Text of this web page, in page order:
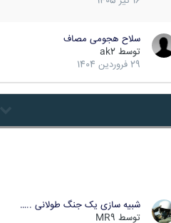
سلاح هجومی مصاف
توسط ak2
29 فروردین 1404
شبیه سازی یک جنگ طولانی ..…
توسط MR9